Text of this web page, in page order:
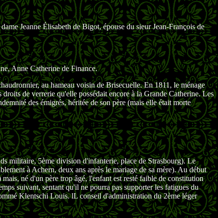
Jeanne Élisabeth de Bigot, épouse du sieur Jean-François de
Anne Catherine de Finance.
au hameau voisin de Brisecuelle. En 1811, le ménage
de verrerie qu'elle possédait encore à la Grande Catherine. Les
des émigrés, héritée de son père (mais elle était morte
militaire, 5ème division d'infanterie, place de Strasbourg). Le
à Achern, deux ans après le mariage de sa mère). Au début
né d'un père trop âgé, l'enfant est resté faible de constitution
suivant, sentant qu'il ne pourra pas supporter les fatigues du
Klentschi Louis. lL conseil d'administration du 2ème léger